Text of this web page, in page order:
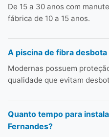
De 15 a 30 anos com
fábrica de 10 a 15 anos.
A piscina de fibra desbota
Modernas possuem
qualidade que evitam
Quanto tempo para
Fernandes?